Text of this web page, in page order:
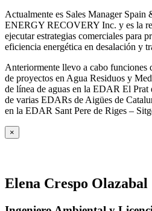
Actualmente es Sales Manager Spain
ENERGY RECOVERY Inc. y es la
ejecutar estrategias comerciales para
eficiencia energética en desalación y
Anteriormente llevo a cabo funciones
de proyectos en Agua Residuos y
de línea de aguas en la EDAR El Prat
de varias EDARs de Aigües de
en la EDAR Sant Pere de Riges –
×
Elena Crespo Olazabal